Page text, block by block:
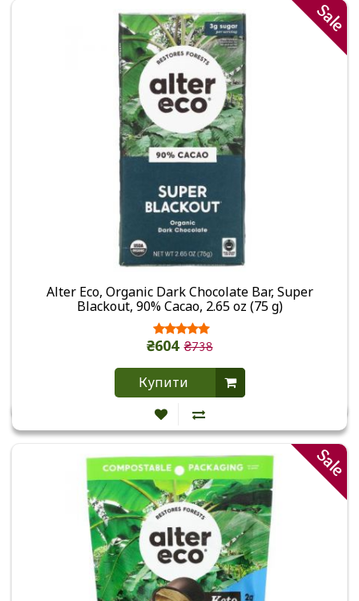
Sale
Alter Eco, Organic Dark Chocolate Bar, Super
Blackout, 90% Cacao, 2.65 oz (75 g)
₴604 ₴738
Купити
Sale